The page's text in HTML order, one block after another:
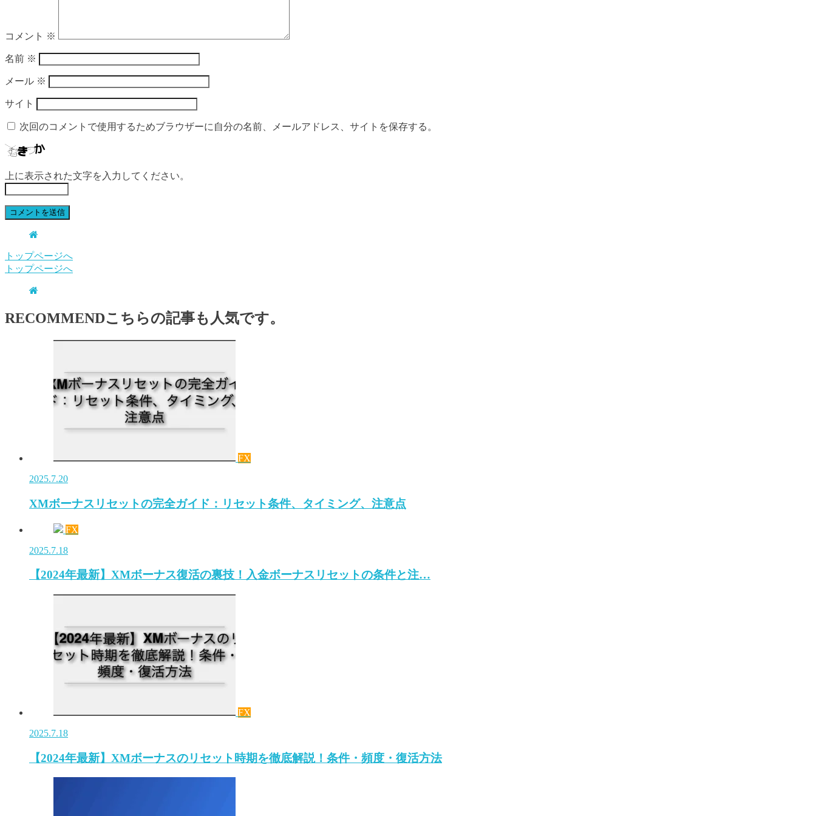
コメント ※
名前 ※
メール ※
サイト
次回のコメントで使用するためブラウザーに自分の名前、メールアドレス、サイトを保存する。
上に表示された文字を入力してください。
トップページへ
トップページへ
RECOMMENDこちらの記事も人気です。
FX
2025.7.20
XMボーナスリセットの完全ガイド：リセット条件、タイミング、注意点
FX
2025.7.18
【2024年最新】XMボーナス復活の裏技！入金ボーナスリセットの条件と注…
FX
2025.7.18
【2024年最新】XMボーナスのリセット時期を徹底解説！条件・頻度・復活方法